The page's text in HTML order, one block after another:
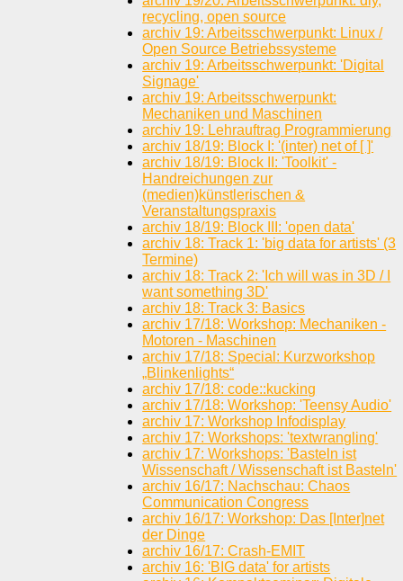
recycling, open source
archiv 19: Arbeitsschwerpunkt: Linux /
Open Source Betriebssysteme
archiv 19: Arbeitsschwerpunkt: 'Digital
Signage'
archiv 19: Arbeitsschwerpunkt:
Mechaniken und Maschinen
archiv 19: Lehrauftrag Programmierung
archiv 18/19: Block I: '(inter) net of [ ]'
archiv 18/19: Block II: 'Toolkit' -
Handreichungen zur
(medien)künstlerischen &
Veranstaltungspraxis
archiv 18/19: Block III: 'open data'
archiv 18: Track 1: 'big data for artists' (3
Termine)
archiv 18: Track 2: 'Ich will was in 3D / I
want something 3D'
archiv 18: Track 3: Basics
archiv 17/18: Workshop: Mechaniken -
Motoren - Maschinen
archiv 17/18: Special: Kurzworkshop
„Blinkenlights“
archiv 17/18: code::kucking
archiv 17/18: Workshop: 'Teensy Audio'
archiv 17: Workshop Infodisplay
archiv 17: Workshops: 'textwrangling'
archiv 17: Workshops: 'Basteln ist
Wissenschaft / Wissenschaft ist Basteln'
archiv 16/17: Nachschau: Chaos
Communication Congress
archiv 16/17: Workshop: Das [Inter]net
der Dinge
archiv 16/17: Crash-EMIT
archiv 16: 'BIG data' for artists